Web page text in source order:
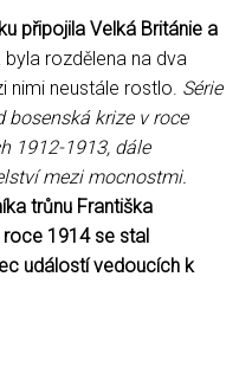
připojila Velká Británie a
byla rozdělena na dva
nimi neustále rostlo. Série
bosenská krize v roce
1912-1913, dále
mezi mocnostmi.
trůnu Františka
roce 1914 se stal
událostí vedoucích k